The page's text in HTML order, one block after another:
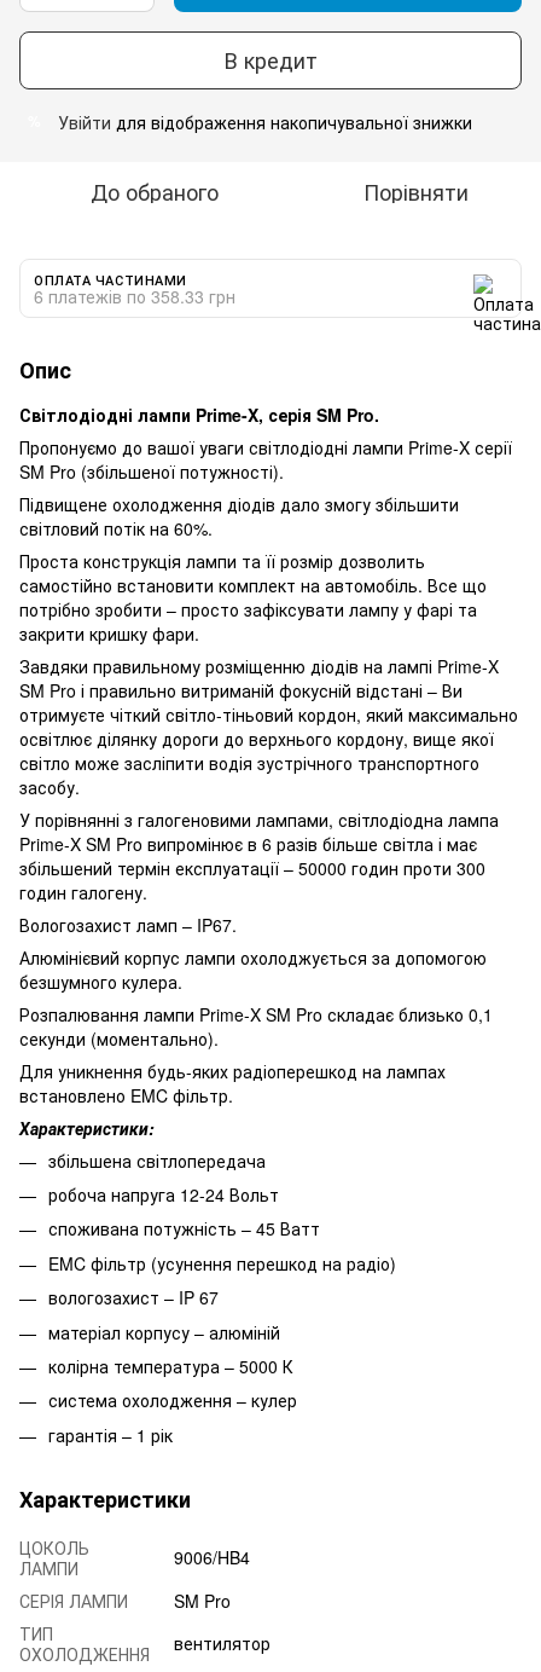
В кредит
Увійти для відображення накопичувальної знижки
До обраного Порівняти
ОПЛАТА ЧАСТИНАМИ
6 платежів по 358.33 грн
Опис
Світлодіодні лампи Prime-X, серія SM Pro.
Пропонуємо до вашої уваги світлодіодні лампи Prime-X серії
SM Pro (збільшеної потужності).
Підвищене охолодження діодів дало змогу збільшити
світловий потік на 60%.
Проста конструкція лампи та її розмір дозволить
самостійно встановити комплект на автомобіль. Все що
потрібно зробити – просто зафіксувати лампу у фарі та
закрити кришку фари.
Завдяки правильному розміщенню діодів на лампі Prime-X
SM Pro і правильно витриманій фокусній відстані – Ви
отримуєте чіткий світло-тіньовий кордон, який максимально
освітлює ділянку дороги до верхнього кордону, вище якої
світло може засліпити водія зустрічного транспортного
засобу.
У порівнянні з галогеновими лампами, світлодіодна лампа
Prime-X SM Pro випромінює в 6 разів більше світла і має
збільшений термін експлуатації – 50000 годин проти 300
годин галогену.
Вологозахист ламп – IP67.
Алюмінієвий корпус лампи охолоджується за допомогою
безшумного кулера.
Розпалювання лампи Prime-X SM Pro складає близько 0,1
секунди (моментально).
Для уникнення будь-яких радіоперешкод на лампах
встановлено EMC фільтр.
Характеристики:
збільшена світлопередача
робоча напруга 12-24 Вольт
споживана потужність – 45 Ватт
EMC фільтр (усунення перешкод на радіо)
вологозахист – IP 67
матеріал корпусу – алюміній
колірна температура – 5000 К
система охолодження – кулер
гарантія – 1 рік
Характеристики
ЦОКОЛЬ
ЛАМПИ
9006/HB4
СЕРІЯ ЛАМПИ
SM Pro
ТИП
ОХОЛОДЖЕННЯ
вентилятор